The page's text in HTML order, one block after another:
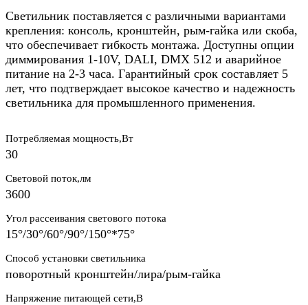
Светильник поставляется с различными вариантами
крепления: консоль, кронштейн, рым-гайка или скоба,
что обеспечивает гибкость монтажа. Доступны опции
диммирования 1-10V, DALI, DMX 512 и аварийное
питание на 2-3 часа. Гарантийный срок составляет 5
лет, что подтверждает высокое качество и надежность
светильника для промышленного применения.
Потребляемая мощность,Вт
30
Световой поток,лм
3600
Угол рассеивания светового потока
15°/30°/60°/90°/150°*75°
Способ установки светильника
поворотный кронштейн/лира/рым-гайка
Напряжение питающей сети,В